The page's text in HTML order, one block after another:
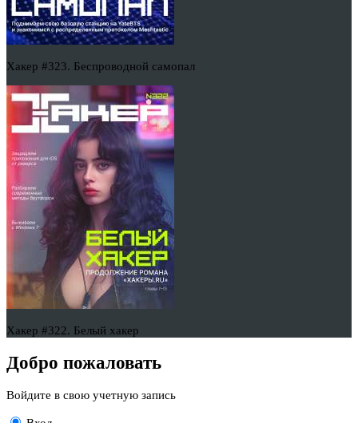
Хакер #323. Беспроводной самопал
Хакер #322. Белый хакер
Добро пожаловать
Войдите в свою учетную запись